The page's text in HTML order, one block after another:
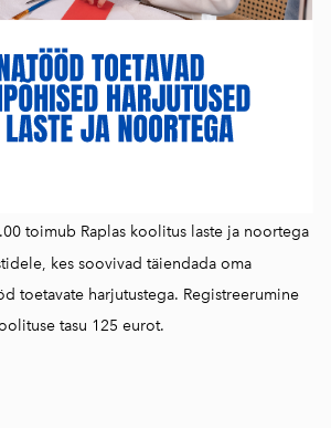
toimub Raplas koolitus laste ja noortega
kes soovivad täiendada oma
toetavate harjutustega. Registreerumine
tasu 125 eurot.